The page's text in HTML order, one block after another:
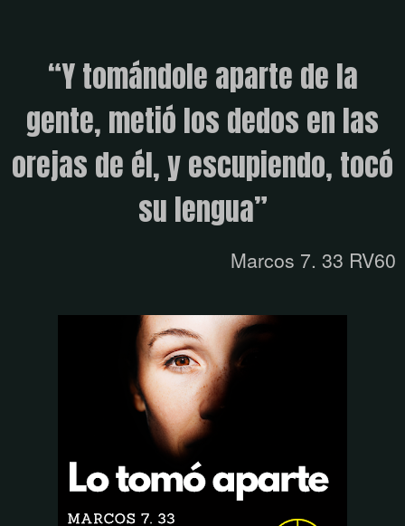
“Y tomándole aparte de la
gente, metió los dedos en las
orejas de él, y escupiendo, tocó
su lengua”
Marcos 7. 33 RV60